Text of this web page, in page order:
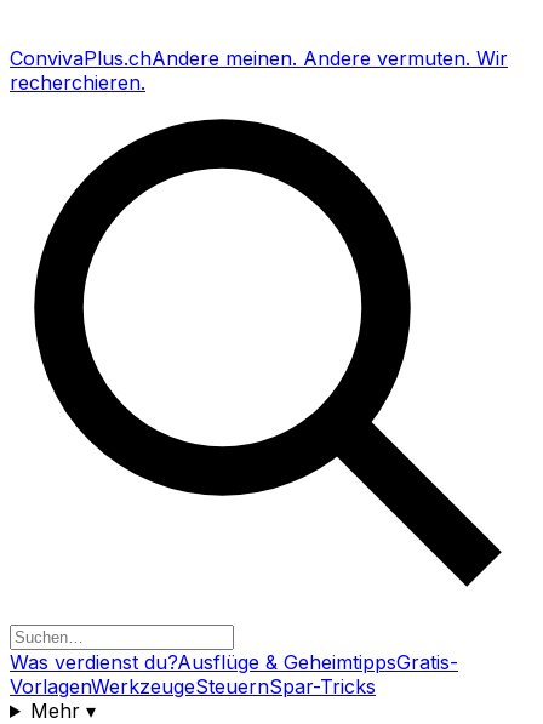
ConvivaPlus.chAndere meinen. Andere vermuten. Wir
recherchieren.
Was verdienst du?Ausflüge & GeheimtippsGratis-
VorlagenWerkzeugeSteuernSpar-Tricks
Mehr▾